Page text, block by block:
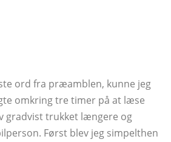
ord fra præamblen, kunne jeg
omkring tre timer på at læse
gradvist trukket længere og
Først blev jeg simpelthen